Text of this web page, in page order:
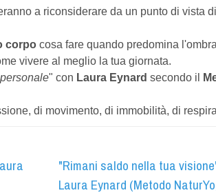
a riconsiderare da un punto di vista
corpo cosa fare quando predomina
vivere al meglio la tua giornata.
" con Laura Eynard secondo il
di movimento, di immobilità, di
"Rimani saldo nella tua
Laura Eynard (Metodo